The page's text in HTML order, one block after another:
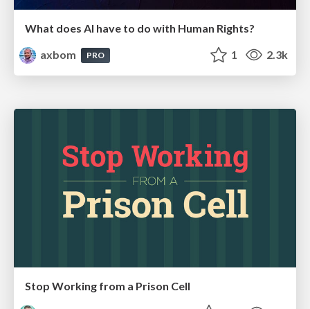
What does AI have to do with Human Rights?
axbom
PRO 1 2.3k
Stop Working from a Prison Cell